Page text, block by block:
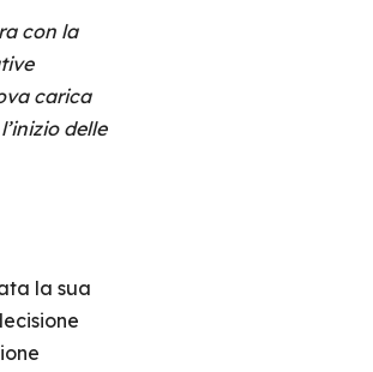
con la
carica
delle
la sua